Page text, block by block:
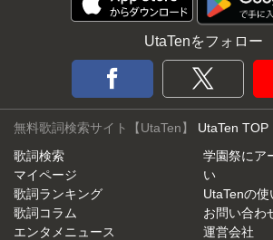
UtaTenをフォロー
無料歌詞検索サイト【UtaTen】 UtaTen TOP
歌詞検索
マイページ
歌詞ランキング
歌詞コラム
エンタメニュース
学園祭にア
い
UtaTenの使
お問い合わ
運営会社